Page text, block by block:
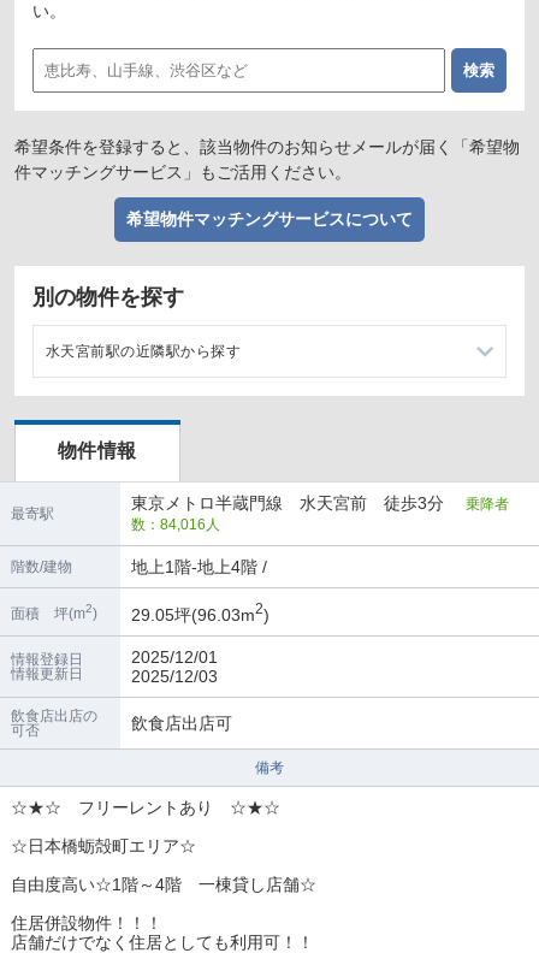
い。
希望条件を登録すると、該当物件のお知らせメールが届く「希望物
件マッチングサービス」もご活用ください。
希望物件マッチングサービスについて
別の物件を探す
水天宮前駅の近隣駅から探す
三越前駅の店舗物件・貸店舗・テナント一覧
住吉駅の店舗物件・貸店舗・テナント一覧
物件情報
最寄駅
東京メトロ半蔵門線 水天宮前 徒歩3分 乗降者
数：84,016人
階数/建物 地上1階-地上4階 /
面積 坪(m2) 29.05坪(96.03m2)
情報登録日
情報更新日
2025/12/01
2025/12/03
飲食店出店の
可否
飲食店出店可
備考
☆★☆ フリーレントあり ☆★☆
☆日本橋蛎殻町エリア☆
自由度高い☆1階～4階 一棟貸し店舗☆
住居併設物件！！！
店舗だけでなく住居としても利用可！！